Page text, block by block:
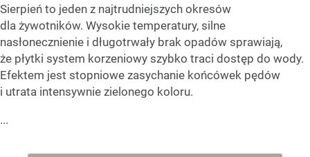
Sierpień to jeden z najtrudniejszych okresów
dla żywotników. Wysokie temperatury, silne
nasłonecznienie i długotrwały brak opadów sprawiają,
że płytki system korzeniowy szybko traci dostęp do wody.
Efektem jest stopniowe zasychanie końcówek pędów
i utrata intensywnie zielonego koloru.
...